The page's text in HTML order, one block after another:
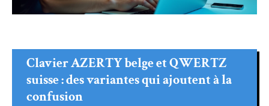
Clavier AZERTY belge et QWERTZ
suisse : des variantes qui ajoutent à la
confusion